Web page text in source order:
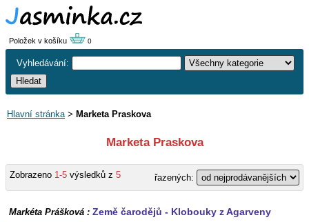
Položek v košíku 0
Vyhledávání:
Hlavní stránka> Marketa Praskova
Marketa Praskova
Zobrazeno 1-5 výsledků z 5 řazených:
Markéta Prášková : Země čarodějů - Klobouky z Agarveny